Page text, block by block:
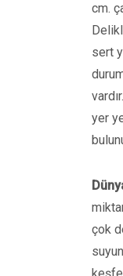
cm.
sert
yer
çok